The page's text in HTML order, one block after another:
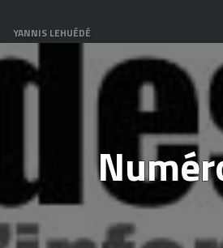
YANNIS LEHUÉDÉ